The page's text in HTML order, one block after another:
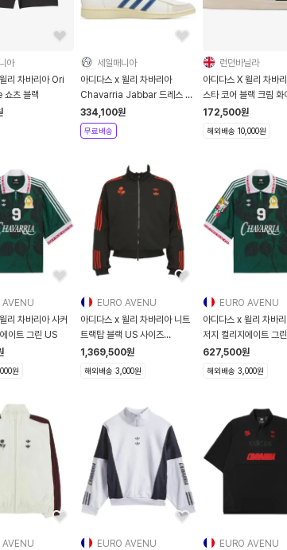
아
리 차바리아 Ori
츠 블랙
세일매니아
아디다스 x 윌리 차바리아
Chavarria Jabbar 드레스 오
프화이트
334,100원
무료배송
런던바닐라
아디다스 X 윌리 차바
스타 코어 블랙 크림 화
KJ2029
172,500원
해외배송 10,000원
AVENU
리 차바리아 사커
저지 컬리지에이트 그린 US
원
EURO AVENU
아디다스 x 윌리 차바리아 니트
트랙탑 블랙 US 사이즈
JW4049
1,369,500원
해외배송 3,000원
EURO AVENU
아디다스 x 윌리 차바
627,500원
해외배송 3,000원
AVENU
EURO AVENU
EURO AVENU